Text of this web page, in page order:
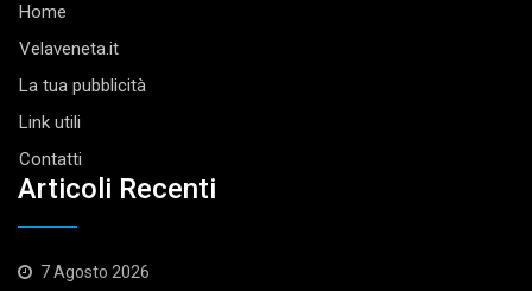
Home
Velaveneta.it
La tua pubblicità
Link utili
Contatti
Articoli Recenti
7 Agosto 2026